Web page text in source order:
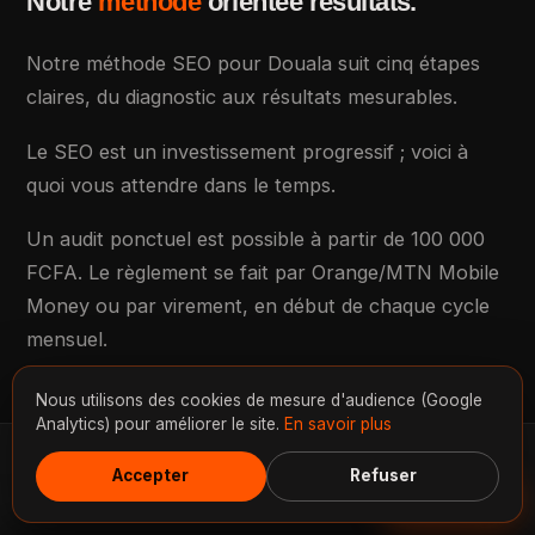
Notre méthode SEO pour Douala suit cinq étapes
claires, du diagnostic aux résultats mesurables.
Le SEO est un investissement progressif ; voici à
quoi vous attendre dans le temps.
Un audit ponctuel est possible à partir de 100 000
FCFA. Le règlement se fait par Orange/MTN Mobile
Money ou par virement, en début de chaque cycle
mensuel.
Nous utilisons des cookies de mesure d'audience (Google
Analytics) pour améliorer le site. En savoir plus
Accepter Refuser
Discuter